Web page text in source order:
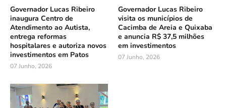
Governador Lucas Ribeiro
inaugura Centro de
Atendimento ao Autista,
entrega reformas
hospitalares e autoriza novos
investimentos em Patos
07 Junho, 2026
Governador Lucas Ribeiro
visita os municípios de
Cacimba de Areia e Quixaba
e anuncia R$ 37,5 milhões
em investimentos
07 Junho, 2026